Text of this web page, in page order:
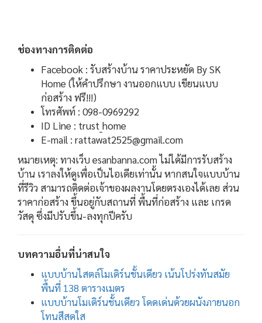
ช่องทางการติดต่อ
Facebook : รับสร้างบ้าน ราคาประหยัด By SK
Home (ให้คำปรึกษา งานออกแบบ เขียนแบบ
ก่อสร้าง ฟรี!!!)
โทรศัพท์ : 098-0969292
ID Line : trust_home
E-mail : rattawat2525@gmail.com
หมายเหตุ: ทางเว็บ esanbanna.com ไม่ได้มีการรับสร้าง
บ้าน เราลงให้ดูเพื่อเป็นไอเดียเท่านั้น หากสนใจแบบบ้าน
ที่รีวิว สามารถติดต่อเจ้าของผลงานโดยตรงเองได้เลย ส่วน
ราคาก่อสร้าง ขึ้นอยู่กับสถานที่ พื้นที่ก่อสร้าง และ เกรด
วัสดุ ซึ่งมีปรับขึ้น-ลงทุกปีครับ
บทความอื่นที่น่าสนใจ
แบบบ้านไสตล์โมเดิร์นชั้นเดียว เน้นโปร่งทันสมัย
พื้นที่ 138 ตารางเมตร
แบบบ้านโมเดิร์นชั้นเดียว โดดเด่นด้วยผนังภายนอก
โทนสีสดใส